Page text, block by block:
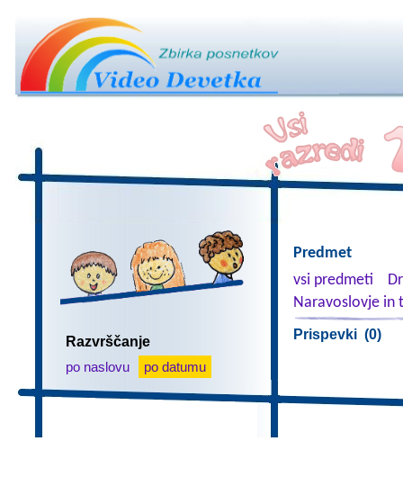
Razvrščanje
po naslovu
po datumu
Predmet
vsi predmeti
Naravoslovje in
Prispevki (0)